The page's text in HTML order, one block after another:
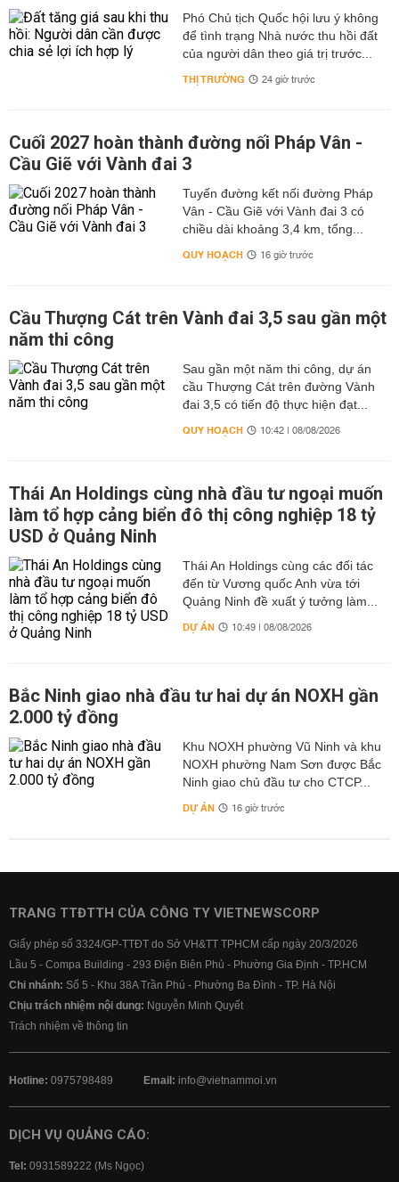
Phó Chủ tịch Quốc hội lưu ý không
để tình trạng Nhà nước thu hồi đất
của người dân theo giá trị trước...
THỊ TRƯỜNG 24 giờ trước
Cuối 2027 hoàn thành đường nối Pháp Vân -
Cầu Giẽ với Vành đai 3
Tuyến đường kết nối đường Pháp
Vân - Cầu Giẽ với Vành đai 3 có
chiều dài khoảng 3,4 km, tổng...
QUY HOẠCH 16 giờ trước
Cầu Thượng Cát trên Vành đai 3,5 sau gần một
năm thi công
Sau gần một năm thi công, dự án
cầu Thượng Cát trên đường Vành
đai 3,5 có tiến độ thực hiện đạt...
QUY HOẠCH 10:42 | 08/08/2026
Thái An Holdings cùng nhà đầu tư ngoại muốn
làm tổ hợp cảng biển đô thị công nghiệp 18 tỷ
USD ở Quảng Ninh
Thái An Holdings cùng các đối tác
đến từ Vương quốc Anh vừa tới
Quảng Ninh đề xuất ý tưởng làm...
DỰ ÁN 10:49 | 08/08/2026
Bắc Ninh giao nhà đầu tư hai dự án NOXH gần
2.000 tỷ đồng
Khu NOXH phường Vũ Ninh và khu
NOXH phường Nam Sơn được Bắc
Ninh giao chủ đầu tư cho CTCP...
DỰ ÁN 16 giờ trước
TRANG TTĐTTH CỦA CÔNG TY VIETNEWSCORP
Giấy phép số 3324/GP-TTĐT do Sở VH&TT TPHCM cấp ngày 20/3/2026
Lầu 5 - Compa Building - 293 Điện Biên Phủ - Phường Gia Định - TP.HCM
Chi nhánh: Số 5 - Khu 38A Trần Phú - Phường Ba Đình - TP. Hà Nội
Chịu trách nhiệm nội dung: Nguyễn Minh Quyết
Trách nhiệm về thông tin
Hotline: 0975798489 Email: info@vietnammoi.vn
DỊCH VỤ QUẢNG CÁO:
Tel: 0931589222 (Ms Ngọc)